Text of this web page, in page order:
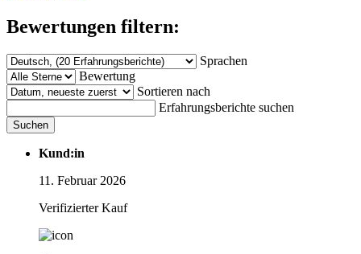
Bewertungen filtern:
Sprachen
Bewertung
Sortieren nach
Erfahrungsberichte suchen
Suchen
Kund:in
11. Februar 2026
Verifizierter Kauf